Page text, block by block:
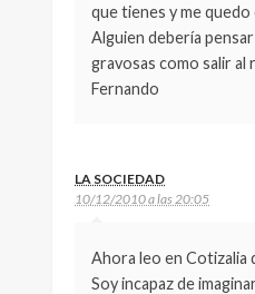
que tienes y me
Alguien debería
gravosas como salir
Fernando
LA SOCIEDAD
10/12/2010 a las 20:05
Ahora leo en Cotizalia
Soy incapaz de